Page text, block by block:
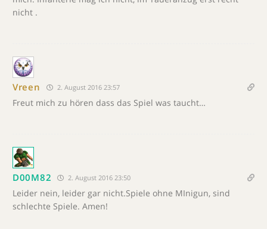
nicht .
Vreen 2. August 2016 23:57
Freut mich zu hören dass das Spiel was taucht…
D00M82 2. August 2016 23:50
Leider nein, leider gar nicht.Spiele ohne MInigun, sind
schlechte Spiele. Amen!